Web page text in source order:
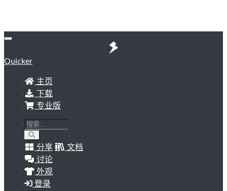
Quicker
主页
下载
专业版
分享
文档
讨论
外观
登录